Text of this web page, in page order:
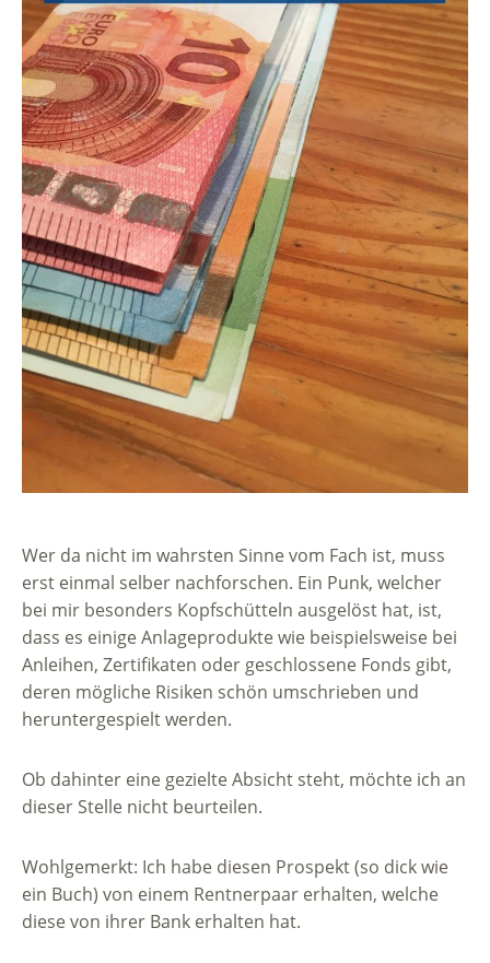
Wer da nicht im wahrsten Sinne vom Fach ist, muss
erst einmal selber nachforschen. Ein Punk, welcher
bei mir besonders Kopfschütteln ausgelöst hat, ist,
dass es einige Anlageprodukte wie beispielsweise bei
Anleihen, Zertifikaten oder geschlossene Fonds gibt,
deren mögliche Risiken schön umschrieben und
heruntergespielt werden.
Ob dahinter eine gezielte Absicht steht, möchte ich an
dieser Stelle nicht beurteilen.
Wohlgemerkt: Ich habe diesen Prospekt (so dick wie
ein Buch) von einem Rentnerpaar erhalten, welche
diese von ihrer Bank erhalten hat.